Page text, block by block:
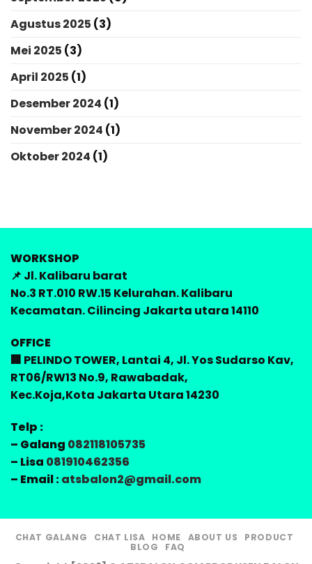
Agustus 2025 (3)
Mei 2025 (3)
April 2025 (1)
Desember 2024 (1)
November 2024 (1)
Oktober 2024 (1)
WORKSHOP
📌 Jl. Kalibaru barat
No.3 RT.010 RW.15 Kelurahan. Kalibaru
Kecamatan. Cilincing Jakarta utara 14110
OFFICE
🏢 PELINDO TOWER, Lantai 4, Jl. Yos Sudarso Kav,
RT06/RW13 No.9, Rawabadak,
Kec.Koja,Kota Jakarta Utara 14230
Telp :
– Galang 082118105735
– Lisa 081910462356
– Email :atsbalon2@gmail.com
CHAT GALANG CHAT LISA HOME ABOUT US
PRODUCT
BLOG
FAQ